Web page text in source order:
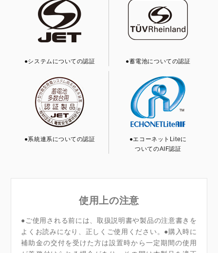
●システムについての認証 ●蓄電池についての認証
●系統連系についての認証
●エコーネットLiteに
ついてのAIF認証
使用上の注意
●ご使用される前には、取扱説明書や製品の注意書きを
よくお読みになり、正しくご使用ください。●購入時に
補助金の交付を受けた方は設置時から一定期間の使用